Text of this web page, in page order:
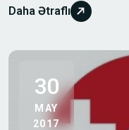
Daha Ətraflı
30
MAY
2017